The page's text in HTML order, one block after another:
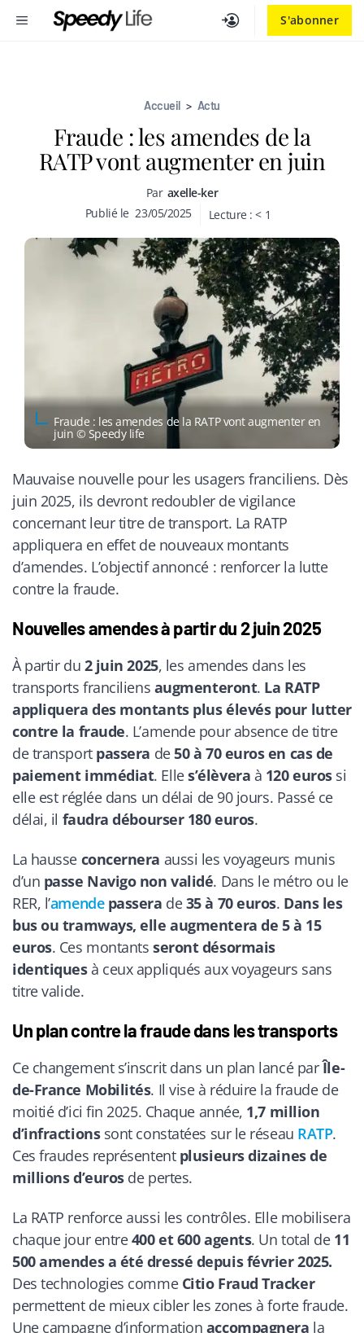
S'abonner
MENU
Accueil > Actu
Fraude : les amendes de la
RATP vont augmenter en juin
Par axelle-ker
Publié le 23/05/2025 Lecture :< 1
Fraude : les amendes de la RATP vont augmenter en
juin © Speedy life
Mauvaise nouvelle pour les usagers franciliens. Dès
juin 2025, ils devront redoubler de vigilance
concernant leur titre de transport. La RATP
appliquera en effet de nouveaux montants
d’amendes. L’objectif annoncé : renforcer la lutte
contre la fraude.
Nouvelles amendes à partir du 2 juin 2025
À partir du 2 juin 2025, les amendes dans les
transports franciliens augmenteront. La RATP
appliquera des montants plus élevés pour lutter
contre la fraude. L’amende pour absence de titre
de transport passera de50 à 70 euros en cas de
paiement immédiat. Elles’élèvera à 120 eurossi
elle est réglée dans un délai de 90 jours. Passé ce
délai, il faudra débourser 180 euros.
La hausse concernera aussi les voyageurs munis
d’un passe Navigo non validé. Dans le métro ou le
RER, l’amende passera de35 à 70 euros. Dans les
bus ou tramways, elle augmentera de 5 à 15
euros. Ces montants seront désormais
identiquesà ceux appliqués aux voyageurs sans
titre valide.
Un plan contre la fraude dans les transports
Ce changement s’inscrit dans un plan lancé parÎle-
de-France Mobilités. Il vise à réduire la fraude de
moitié d’ici fin 2025. Chaque année, 1,7 million
d’infractionssont constatées sur le réseau RATP.
Ces fraudes représentent plusieurs dizaines de
millions d’eurosde pertes.
La RATP renforce aussi les contrôles. Elle mobilisera
chaque jour entre400 et 600 agents. Un total de 11
500 amendes a été dressé depuis février 2025.
Des technologies comme Citio Fraud Tracker
permettent de mieux cibler les zones à forte fraude.
Une campagne d’information accompagnera la